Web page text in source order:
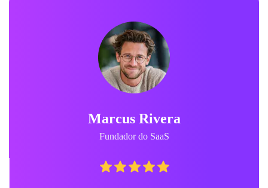
Marcus Rivera
Fundador do SaaS